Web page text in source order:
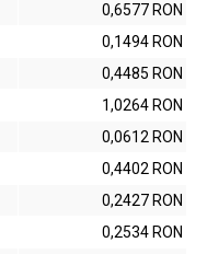
0,6577 RON
0,1494 RON
0,4485 RON
1,0264 RON
0,0612 RON
0,4402 RON
0,2427 RON
0,2534 RON